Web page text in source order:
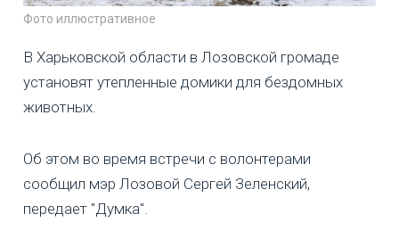
Фото иллюстративное
В Харьковской области в Лозовской громаде
установят утепленные домики для бездомных
животных.
Об этом во время встречи с волонтерами
сообщил мэр Лозовой Сергей Зеленский,
передает "Думка".